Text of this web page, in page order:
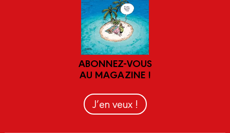
ABONNEZ-VOUS
AU MAGAZINE !
J’en veux !